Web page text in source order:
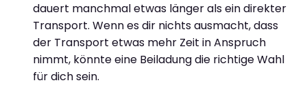
dauert manchmal etwas länger als ein direkter
Transport. Wenn es dir nichts ausmacht, dass
der Transport etwas mehr Zeit in Anspruch
nimmt, könnte eine Beiladung die richtige Wahl
für dich sein.